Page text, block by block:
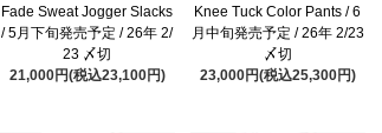
Fade Sweat Jogger Slacks
/ 5月下旬発売予定 / 26年 2/
23 〆切
21,000円(税込23,100円)
Knee Tuck Color Pants / 6
月中旬発売予定 / 26年 2/23
〆切
23,000円(税込25,300円)